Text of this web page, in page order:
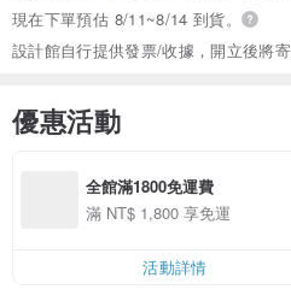
現在下單預估 8/11~8/14 到貨。
設計館自行提供發票/收據，開立後將
優惠活動
全館滿1800免運費
滿 NT$ 1,800 享免運
活動詳情